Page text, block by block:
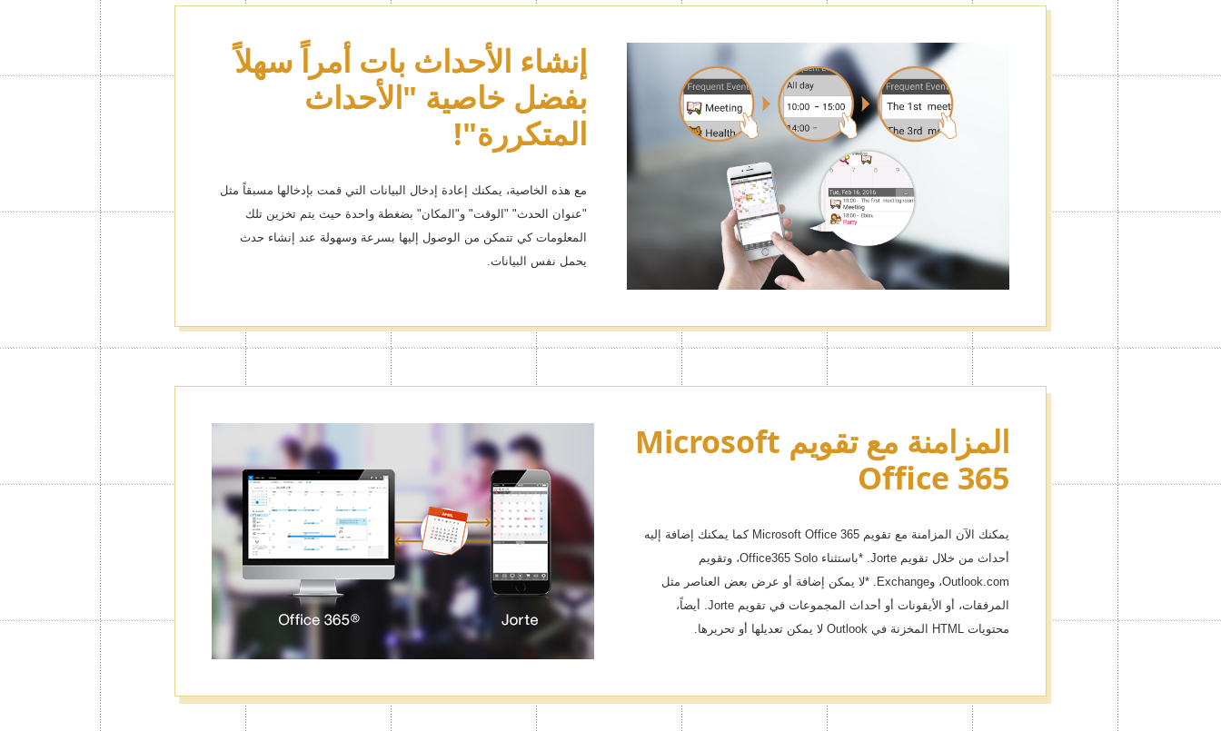
إنشاء الأحداث بات أمراً سهلاً
بفضل خاصية "الأحداث
المتكررة"!
مع هذه الخاصية، يمكنك إعادة إدخال البيانات التي قمت بإدخالها مسبقاً مثل
"عنوان الحدث" "الوقت" و"المكان" بضغطة واحدة حيث يتم تخزين تلك
المعلومات كي تتمكن من الوصول إليها بسرعة وسهولة عند إنشاء حدث
يحمل نفس البيانات.
المزامنة مع تقويم Microsoft
Office 365
يمكنك الآن المزامنة مع تقويم Microsoft Office 365 كما يمكنك إضافة إليه
أحداث من خلال تقويم Jorte. *باستثناء Office365 Solo، وتقويم
Outlook.com، وExchange. *لا يمكن إضافة أو عرض بعض العناصر مثل
المرفقات، أو الأيقونات أو أحداث المجموعات في تقويم Jorte. أيضاً،
محتويات HTML المخزنة في Outlook لا يمكن تعديلها أو تحريرها.
إخفاء الإعلانات
يمكنك تعديل القائمة الجانبية بالطريقة التي تحب حيث يمكنك إخفاء
الإعلانات منها.
القفل بكود المرور والتقويم
السري
مع خاصية قفل التقويم، لن يبدأ تقويم Jorte بالعمل إلا إذا أدخلت كود المرور
الخاصة بك (أو ببصمة الإصبع Touch ID في الأجهزة التي تعمل بنظام iOS
فقط). يمكنك قفل تقويم أو يوميات معينة من أجل الخصوصية.
خصص شكل تقويمك كما
تحب بسمات البريميوم!
هناك الكثير من المحتويات تشمل سمات الشخصيات الشهيرة وسمات